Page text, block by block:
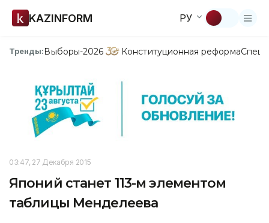
KAZINFORM РУ
Тренды:Выборы-2026 Конституционная реформа
03:47, 27 Декабря 2015
Японий станет 113-м элементом
таблицы Менделеева